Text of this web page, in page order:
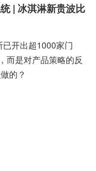
| 冰淇淋新贵波比
开出超1000家门
而是对产品策略的反
的？